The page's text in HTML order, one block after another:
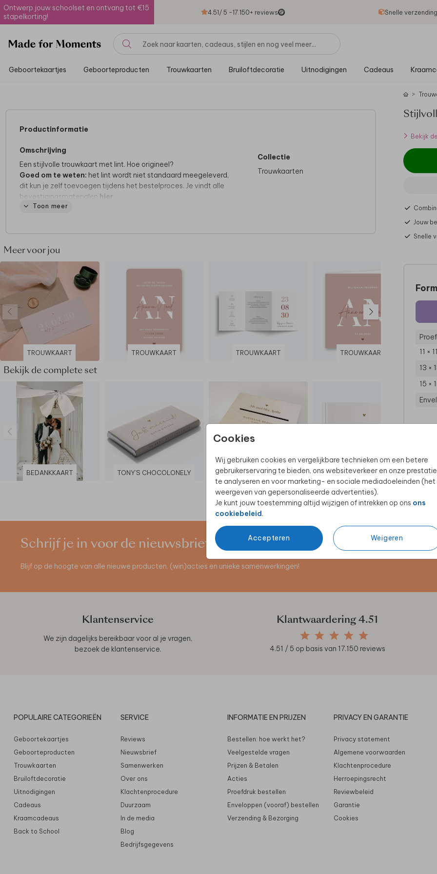
Ontwerp jouw schoolset en ontvang tot €15
stapelkorting!
4.51/ 5 -17.150+ reviews Snelle
Geboortekaartjes Geboorteproducten Trouwkaarten Bruiloftdecoratie Uitnodigingen Cadeaus
Cookies
Wij gebruiken cookies en vergelijkbare technieken om een betere
gebruikerservaring te bieden, ons websiteverkeer en onze
te analyseren en voor marketing- en sociale mediadoeleinden (het
weergeven van gepersonaliseerde advertenties).
Je kunt jouw toestemming altijd wijzigen of intrekken op ons ons
cookiebeleid.
Accepteren Weigeren
Productinformatie
Omschrijving
Een stijlvolle trouwkaart met lint. Hoe origineel?
Goed om te weten: het lint wordt niet standaard meegeleverd,
dit kun je zelf toevoegen tijdens het bestelproces. Je vindt alle
bevestigingsmaterialen hier
Toon meer
Collectie
Trouwkaarten
Meer voor jou
TROUWKAART TROUWKAART TROUWKAART TROUWKAART
Bekijk de complete set
BEDANKKAART TONY'S CHOCOLONELY ENVELOPPENKIST GASTENBOEK
Bekijk
Jouw
Snelle
11 ×
13 ×
15 ×
Schrijf je in voor de nieuwsbrief
Blijf op de hoogte van alle nieuwe producten, (win)acties en unieke samenwerkingen!
Klantenservice
We zijn dagelijks bereikbaar voor al je vragen,
bezoek de klantenservice.
Klantwaardering4.51
4.51 / 5 op basis van 17.150 reviews
POPULAIRE CATEGORIEËN
Geboortekaartjes
Geboorteproducten
Trouwkaarten
Bruiloftdecoratie
Uitnodigingen
Cadeaus
Kraamcadeaus
Back to School
SERVICE
Reviews
Nieuwsbrief
Samenwerken
Over ons
Klachtenprocedure
Duurzaam
In de media
Blog
Bedrijfsgegevens
INFORMATIE EN PRIJZEN
Bestellen: hoe werkt het?
Veelgestelde vragen
Prijzen & Betalen
Acties
Proefdruk bestellen
Enveloppen (vooraf) bestellen
Verzending & Bezorging
PRIVACY EN GARANTIE
Privacy statement
Algemene voorwaarden
Klachtenprocedure
Herroepingsrecht
Reviewbeleid
Garantie
Cookies